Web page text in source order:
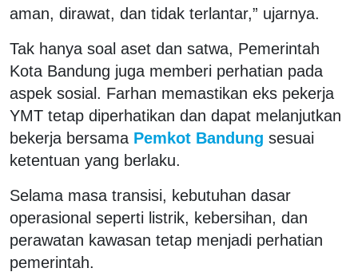
aman, dirawat, dan tidak terlantar,” ujarnya.
Tak hanya soal aset dan satwa, Pemerintah
Kota Bandung juga memberi perhatian pada
aspek sosial. Farhan memastikan eks pekerja
YMT tetap diperhatikan dan dapat melanjutkan
bekerja bersama Pemkot Bandung sesuai
ketentuan yang berlaku.
Selama masa transisi, kebutuhan dasar
operasional seperti listrik, kebersihan, dan
perawatan kawasan tetap menjadi perhatian
pemerintah.